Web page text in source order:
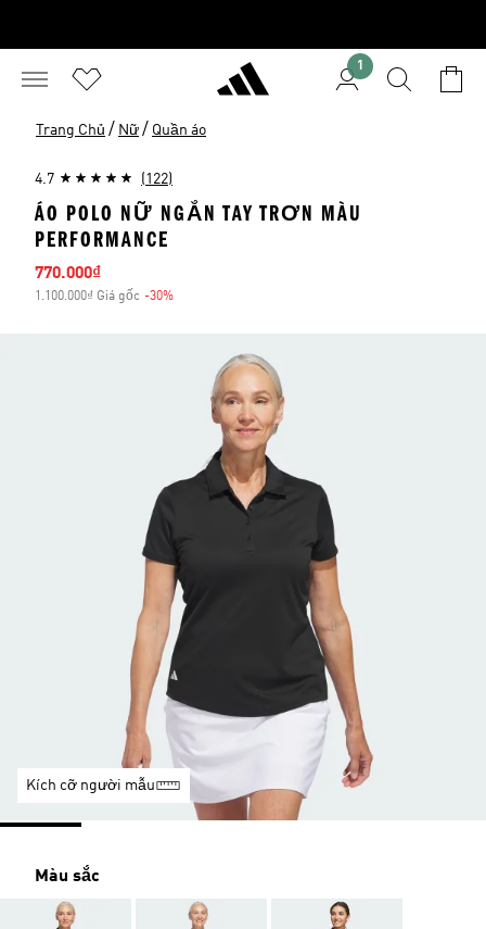
1
Trang Chủ / Nữ / Quần áo
4.7 (122)
ÁO POLO NỮ NGẮN TAY TRƠN MÀU
PERFORMANCE
Giá bán
770.000₫
1.100.000₫ Giá gốc -30%
Kích cỡ người mẫu
Màu sắc